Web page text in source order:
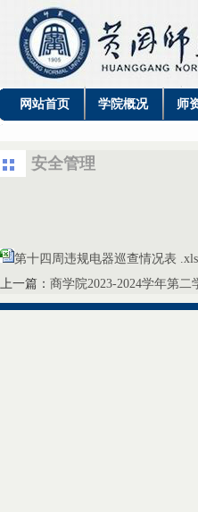
网站首页 学院概况 师
安全管理
第十四周违规电器巡查情况表
上一篇： 商学院2023-2024学年第